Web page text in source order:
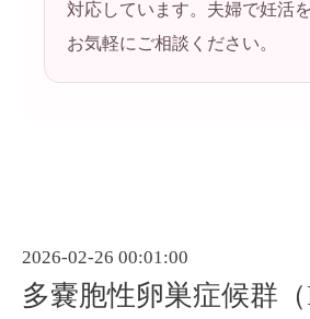
対応しています。夫婦で妊活
お気軽にご相談ください。
2026-02-26 00:01:00
多嚢胞性卵巣症候群